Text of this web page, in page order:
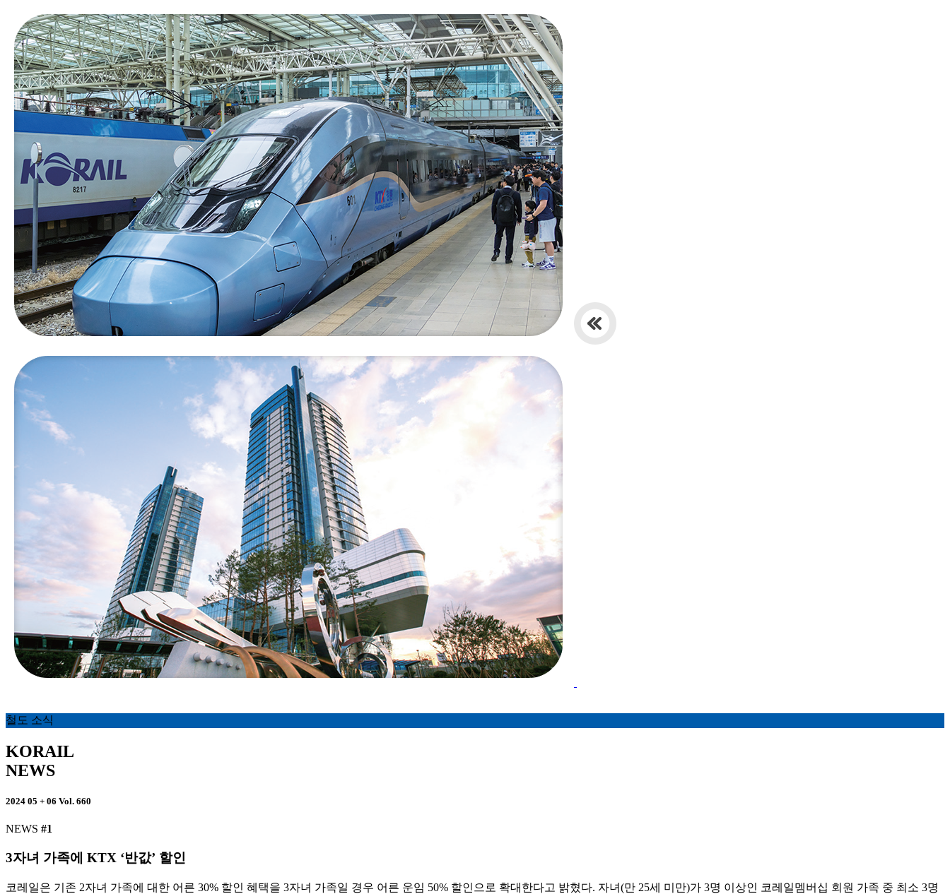
철도 소식
KORAIL
NEWS
2024 05 + 06 Vol. 660
NEWS #1
3자녀 가족에 KTX ‘반값’ 할인
코레일은 기존 2자녀 가족에 대한 어른 30% 할인 혜택을 3자녀 가족일 경우 어른 운임 50% 할인으로 확대한다고 밝혔다. 자녀(만 25세 미만)가 3명 이상인 코레일멤버십 회원 가족 중 최소 3명